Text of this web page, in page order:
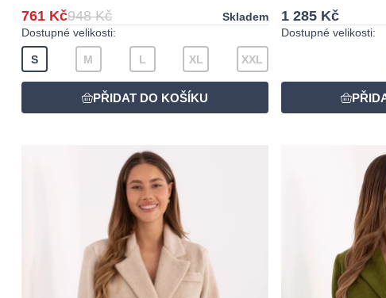
761 Kč948 Kč
Skladem
Dostupné velikosti:
S M L XL XXL
1 285 Kč
Dostupné velikosti: